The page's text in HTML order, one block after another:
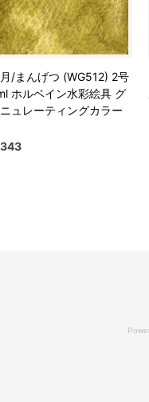
/まんげつ (WG512) 2号
ホルベイン水彩絵具 グ
ュレーティングカラー